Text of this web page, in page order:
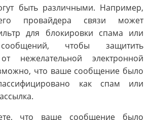
быть различными. Например,
провайдера связи может
для блокировки спама или
чтобы защитить
нежелательной электронной
что ваше сообщение было
как спам или
что ваше сообщение было